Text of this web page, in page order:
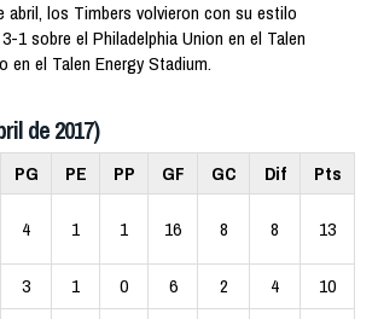
abril, los Timbers volvieron con su estilo
1 sobre el Philadelphia Union en el Talen
en el Talen Energy Stadium.
de 2017)
PG PE PP GF GC Dif Pts
4 1 1 16 8 8 13
3 1 0 6 2 4 10